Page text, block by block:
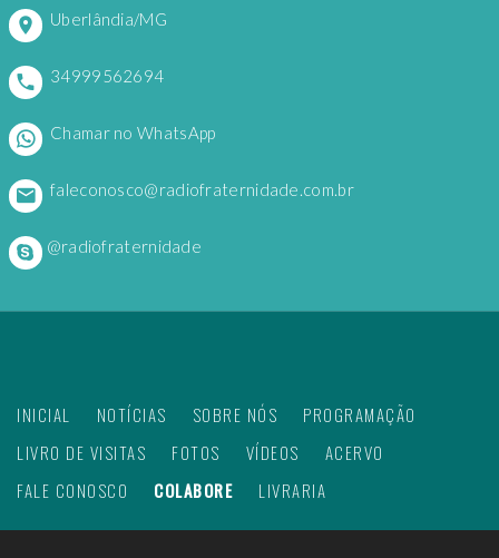
Uberlândia/MG
34999562694
Chamar no WhatsApp
faleconosco@radiofraternidade.com.br
@radiofraternidade
INICIAL NOTÍCIAS SOBRE NÓS
PROGRAMAÇÃO
LIVRO DE VISITAS
FOTOS VÍDEOS
ACERVO
FALE CONOSCO
COLABORE LIVRARIA